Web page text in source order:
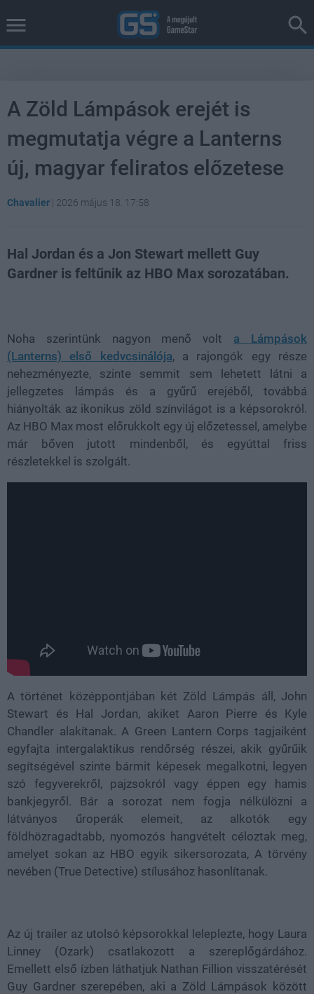
A Zöld Lámpások erejét is
megmutatja végre a Lanterns
új, magyar feliratos előzetese
Chavalier | 2026 május 18. 17:58
Hal Jordan és a Jon Stewart mellett Guy
Gardner is feltűnik az HBO Max sorozatában.
Noha szerintünk nagyon menő volt a Lámpások
(Lanterns) első kedvcsinálója, a rajongók egy része
nehezményezte, szinte semmit sem lehetett látni a
jellegzetes lámpás és a gyűrű erejéből, továbbá
hiányolták az ikonikus zöld színvilágot is a képsorokról.
Az HBO Max most előrukkolt egy új előzetessel, amelybe
már bőven jutott mindenből, és egyúttal friss
részletekkel is szolgált.
A történet középpontjában két Zöld Lámpás áll, John
Stewart és Hal Jordan, akiket Aaron Pierre és Kyle
Chandler alakítanak. A Green Lantern Corps tagjaiként
egyfajta intergalaktikus rendőrség részei, akik gyűrűik
segítségével szinte bármit képesek megalkotni, legyen
szó fegyverekről, pajzsokról vagy éppen egy hamis
bankjegyről. Bár a sorozat nem fogja nélkülözni a
látványos űroperák elemeit, az alkotók egy
földhözragadtabb, nyomozós hangvételt céloztak meg,
amelyet sokan az HBO egyik sikersorozata, A törvény
nevében (True Detective) stílusához hasonlítanak.
Az új trailer az utolsó képsorokkal leleplezte, hogy Laura
Linney (Ozark) csatlakozott a szereplőgárdához.
Emellett első ízben láthatjuk Nathan Fillion visszatérését
Guy Gardner szerepében, aki a Zöld Lámpások között